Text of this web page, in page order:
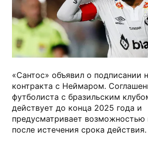
«Сантос» объявил о подписании
контракта с Неймаром.
футболиста с бразильским
действует до конца 2025 года и
предусматривает возможностью
после истечения срока действия.